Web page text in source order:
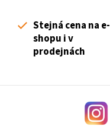
Stejná cena na e-
shopu i v
prodejnách